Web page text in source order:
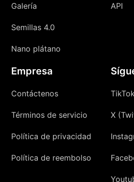
Galería
Semillas 4.0
Nano plátano
API
Empresa
Contáctenos
Términos de servicio
Política de privacidad
Política de reembolso
TikTok
X